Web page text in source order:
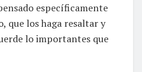
específicamente
que los haga resaltar y
lo importantes que